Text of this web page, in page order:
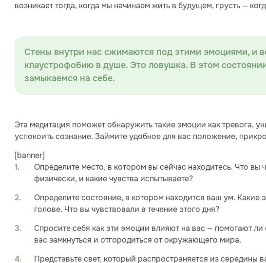
возникает тогда, когда мы начинаем жить в будущем, грусть —
Стены внутри нас сжимаются под этими эмоциями, и
клаустрофобию в душе. Это ловушка. В этом
замыкаемся на себе.
Эта медитация поможет обнаружить такие эмоции как тревога,
успокоить сознание. Займите удобное для вас положение,
[banner]
Определите место, в котором вы сейчас находитесь. Что вы
физически, и какие чувства испытываете?
Определите состояние, в котором находится ваш ум.
голове. Что вы чувствовали в течение этого дня?
Спросите себя как эти эмоции влияют на вас — помогают
вас замкнуться и отгородиться от окружающего мира.
Представьте свет, который распространяется из середины